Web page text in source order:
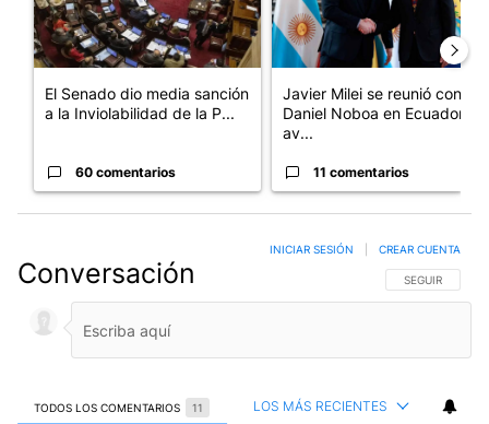
El Senado dio media sanción
a la Inviolabilidad de la P...
60 comentarios
Javier Milei se reunió con
Daniel Noboa en Ecuador y
av...
11 comentarios
Conversación SIGA ESTA
SEGUIR
INICIAR SESIÓN CREAR CUENTA
TODOS LOS COMENTARIOS 11 LOS MÁS RECIENTES